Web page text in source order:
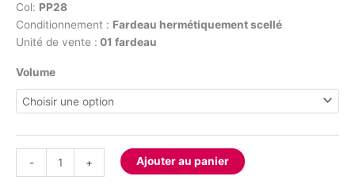
Col: PP28
Conditionnement : Fardeau hermétiquement scellé
Unité de vente : 01 fardeau
Volume
-
de
+ Ajouter au panier